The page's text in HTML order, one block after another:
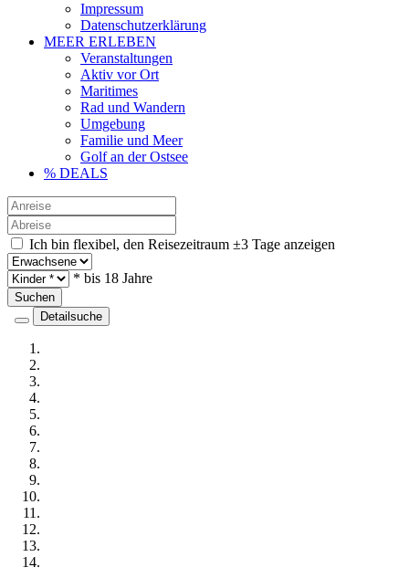
Impressum
Datenschutzerklärung
MEER ERLEBEN
Veranstaltungen
Aktiv vor Ort
Maritimes
Rad und Wandern
Umgebung
Familie und Meer
Golf an der Ostsee
% DEALS
Ich bin flexibel, den Reisezeitraum ±3 Tage anzeigen
* bis 18 Jahre
Suchen
Detailsuche